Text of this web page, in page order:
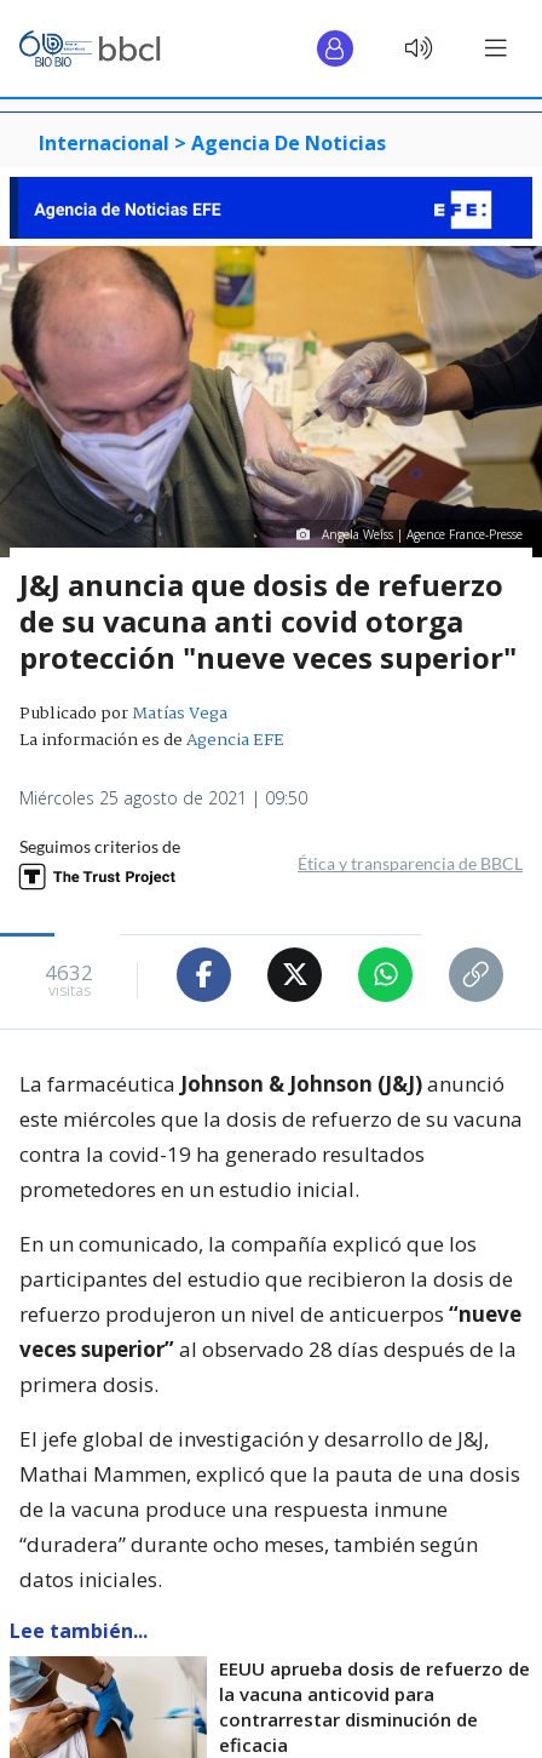
Internacional > Agencia De Noticias
Angela Weiss | Agence France-Presse
J&J anuncia que dosis de refuerzo
de su vacuna anti covid otorga
protección "nueve veces superior"
Publicado porMatías Vega
La información es deAgencia EFE
Miércoles 25 agosto de 2021 | 09:50
Seguimos criterios de
Ética y transparencia de BBCL
4632
visitas
La farmacéutica Johnson & Johnson (J&J)anunció
este miércoles que la dosis de refuerzo de su vacuna
contra la covid-19 ha generado resultados
prometedores en un estudio inicial.
En un comunicado, la compañía explicó que los
participantes del estudio que recibieron la dosis de
refuerzo produjeron un nivel de anticuerpos “nueve
veces superior”al observado 28 días después de la
primera dosis.
El jefe global de investigación y desarrollo de J&J,
Mathai Mammen, explicó que la pauta de una dosis
de la vacuna produce una respuesta inmune
“duradera” durante ocho meses, también según
datos iniciales.
Lee también...
EEUU aprueba dosis de refuerzo de
la vacuna anticovid para
contrarrestar disminución de
eficacia